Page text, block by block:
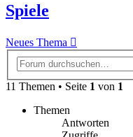
Spiele
Neues Thema
11 Themen • Seite 1 von 1
Themen
Antworten